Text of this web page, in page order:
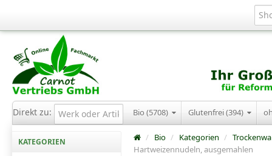
Direkt zu: Bio (5708) Glutenfrei (394)
KATEGORIEN / Bio / Kategorien /
Hartweizennudeln, ausgemahlen